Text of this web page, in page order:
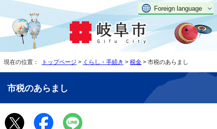
Foreign language
現在の位置： トップページ > くらし・手続き > 税金 > 市税のあらまし
市税のあらまし